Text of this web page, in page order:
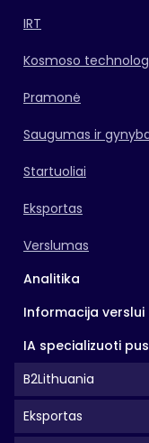
IRT
Kosmoso
Pramonė
Saugumas ir
Startuoliai
Eksportas
Verslumas
Analitika
Informacija verslui
IA specializuoti
B2Lithuania
Eksportas